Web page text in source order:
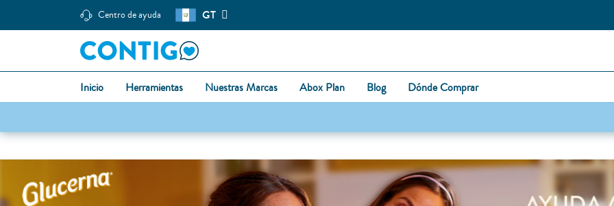
Centro de ayuda GT
Inicio Herramientas Nuestras Marcas Abox Plan Blog Dónde Comprar